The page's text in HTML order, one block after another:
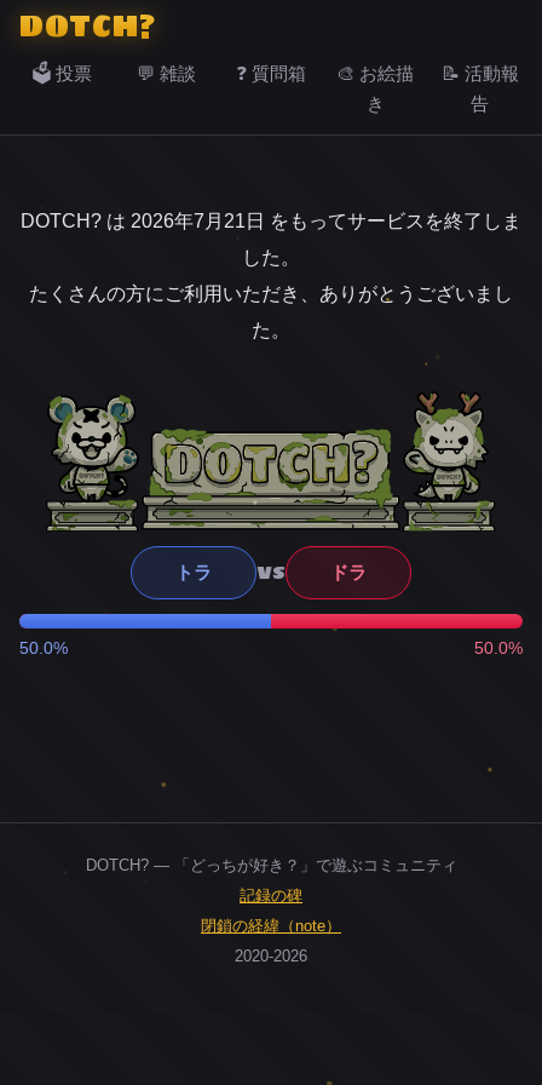
DOTCH?
🗳️ 投票 💬 雑談 ❓ 質問箱
🎨 お絵描
き
📝 活動報
告
DOTCH? は 2026年7月21日 をもってサービスを終了しま
した。
たくさんの方にご利用いただき、ありがとうございまし
た。
トラ VS ドラ
50.0% 50.0%
DOTCH? — 「どっちが好き？」で遊ぶコミュニティ
記録の碑
閉鎖の経緯（note）
2020-2026